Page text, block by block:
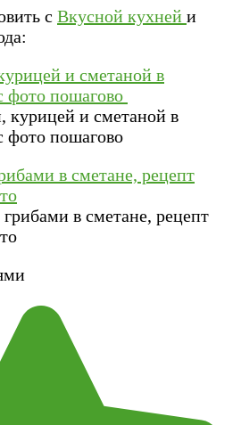
с Вкусной кухней и
и сметаной в
фото пошагово
в сметане, рецепт